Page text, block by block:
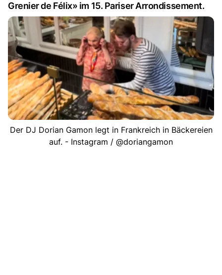
Grenier de Félix» im 15. Pariser Arrondissement.
Der DJ Dorian Gamon legt in Frankreich in Bäckereien
auf. - Instagram / @doriangamon